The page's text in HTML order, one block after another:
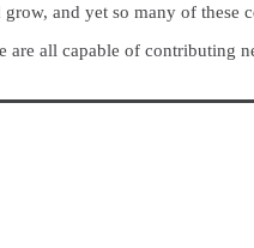
and yet so many of
all capable of contributing